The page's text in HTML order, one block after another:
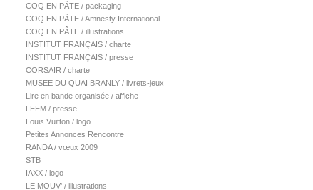
COQ EN PÂTE / packaging
COQ EN PÂTE / Amnesty International
COQ EN PÂTE / illustrations
INSTITUT FRANÇAIS / charte
INSTITUT FRANÇAIS / presse
CORSAIR / charte
MUSEE DU QUAI BRANLY / livrets-jeux
Lire en bande organisée / affiche
LEEM / presse
Louis Vuitton / logo
Petites Annonces Rencontre
RANDA / vœux 2009
STB
IAXX / logo
LE MOUV' / illustrations